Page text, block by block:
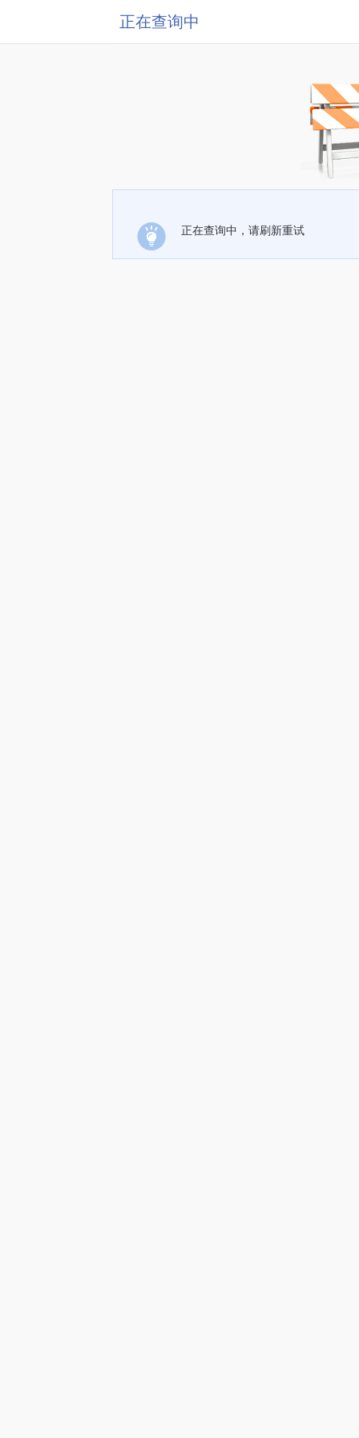
正在查询中
正在查询中，请刷新重试